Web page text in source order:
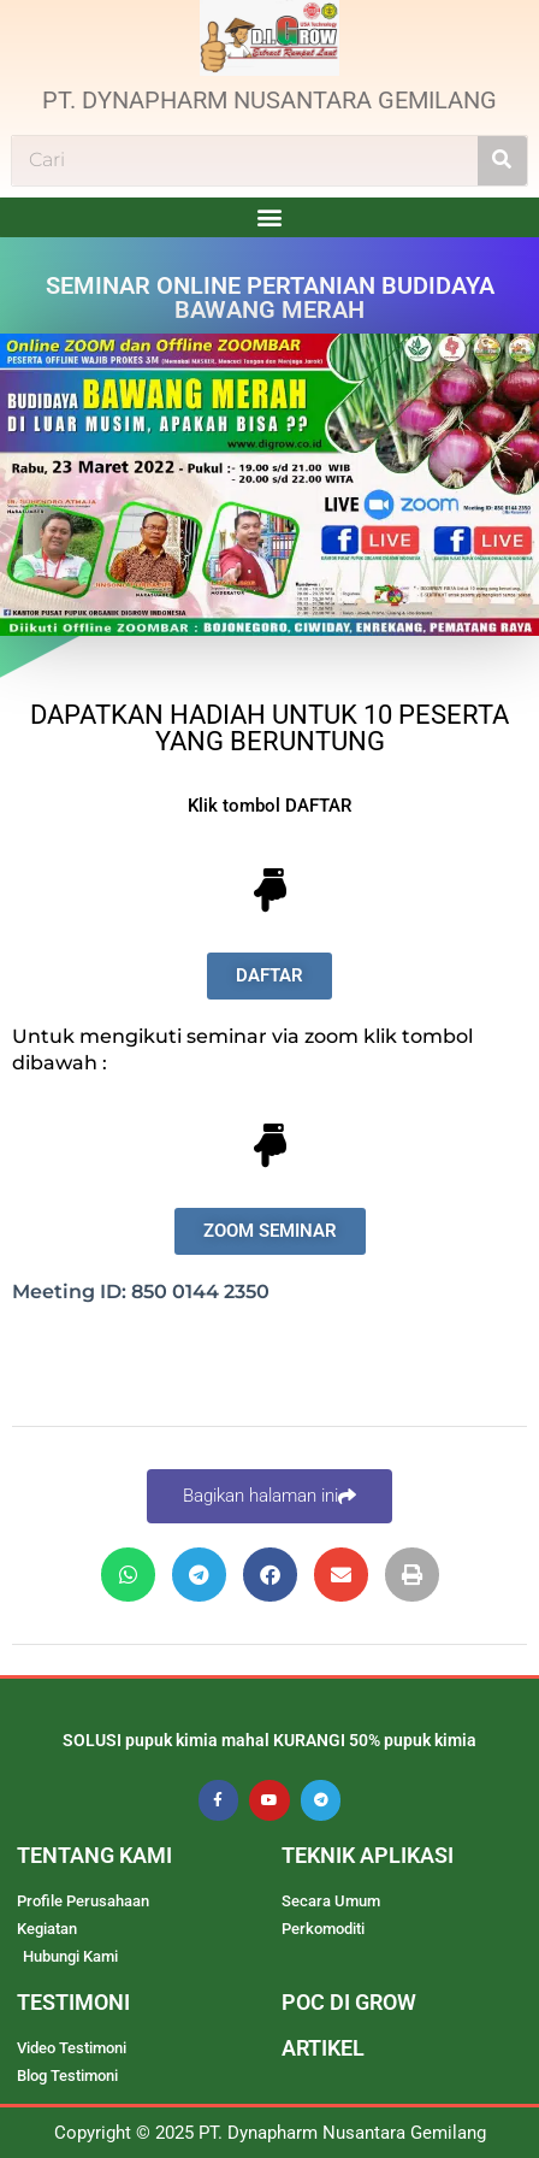
PT. DYNAPHARM NUSANTARA GEMILANG
SEMINAR ONLINE PERTANIAN BUDIDAYA
BAWANG MERAH
DAPATKAN HADIAH UNTUK 10 PESERTA
YANG BERUNTUNG
Klik tombol DAFTAR
DAFTAR
Untuk mengikuti seminar via zoom klik tombol
dibawah :
ZOOM SEMINAR
Meeting ID: 850 0144 2350
Bagikan halaman ini
SOLUSI pupuk kimia mahal KURANGI 50% pupuk kimia
TENTANG KAMI
Profile Perusahaan
Kegiatan
Hubungi Kami
TEKNIK APLIKASI
Secara Umum
Perkomoditi
TESTIMONI
Video Testimoni
Blog Testimoni
POC DI GROW
ARTIKEL
Copyright © 2025 PT. Dynapharm Nusantara Gemilang